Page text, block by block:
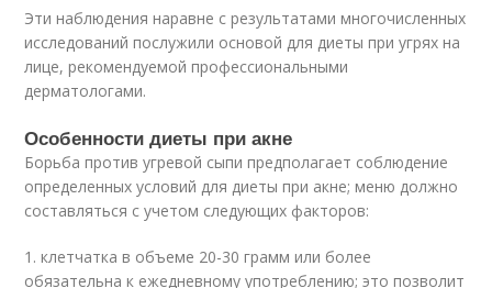
Эти наблюдения наравне с результатами многочисленных
исследований послужили основой для диеты при угрях на
лице, рекомендуемой профессиональными
дерматологами.
Особенности диеты при акне
Борьба против угревой сыпи предполагает соблюдение
определенных условий для диеты при акне; меню должно
составляться с учетом следующих факторов:
1. клетчатка в объеме 20-30 грамм или более
обязательна к ежедневному употреблению; это позволит